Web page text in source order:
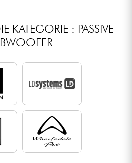
KATEGORIE : PASSIVE